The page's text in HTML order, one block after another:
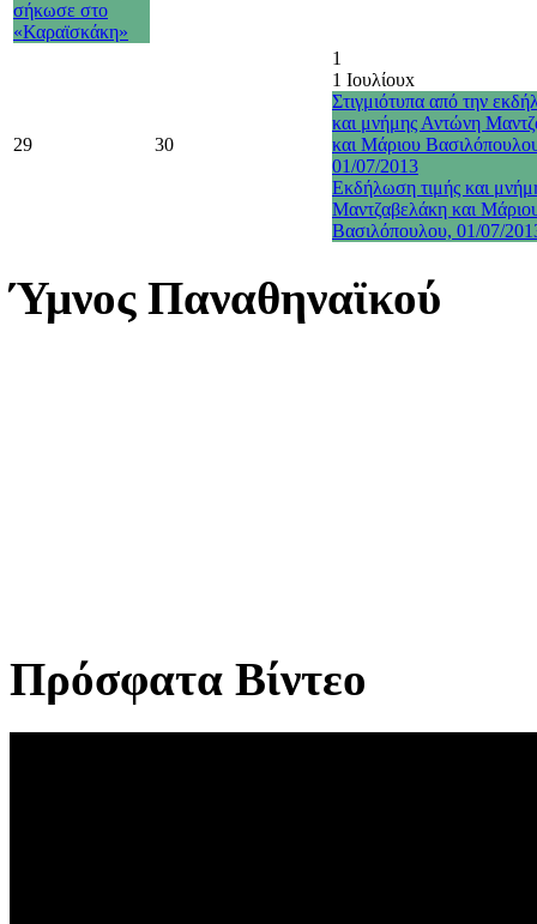
σήκωσε στο
«Καραϊσκάκη»
29 30
1
1 Ιουλίουx
Στιγμιότυπα από την
και μνήμης Αντώνη
και Μάριου
01/07/2013
Εκδήλωση τιμής και
Μαντζαβελάκη και
Βασιλόπουλου, 01/07/
Ύμνος Παναθηναϊκού
Πρόσφατα Βίντεο